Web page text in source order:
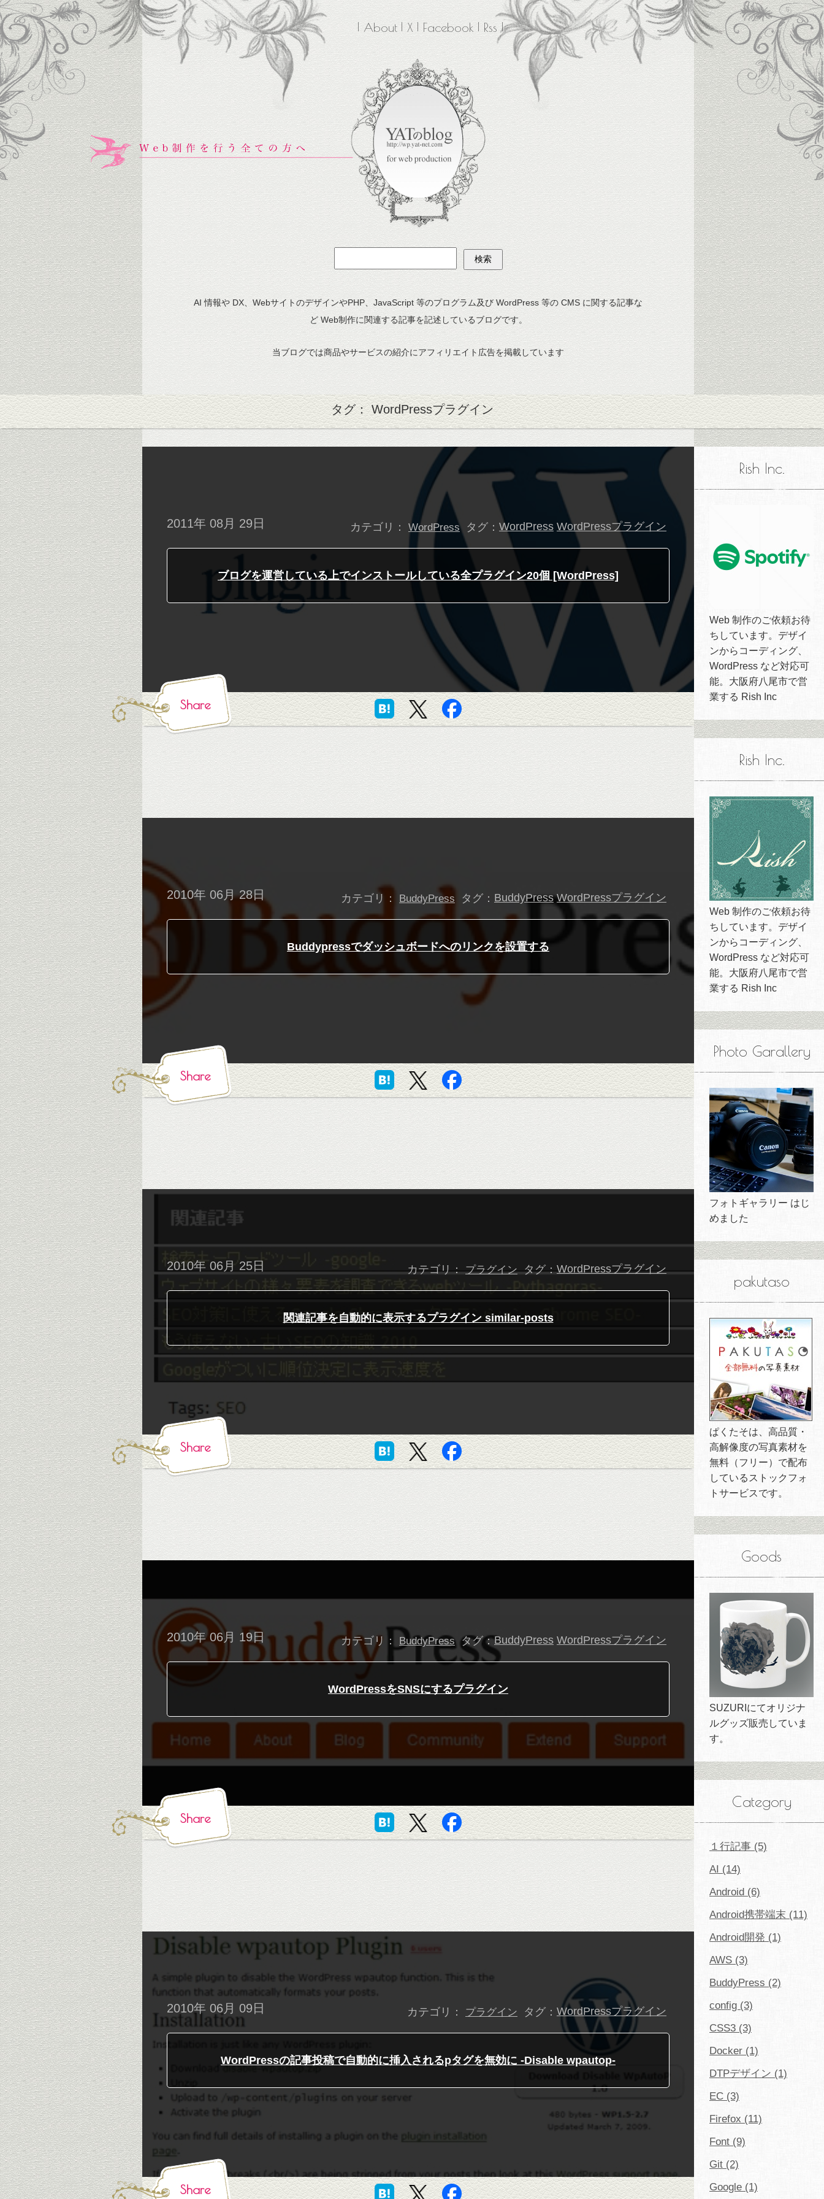
About X Facebook Rss
AI 情報や DX、WebサイトのデザインやPHP、JavaScript 等のプログラム及び WordPress 等の CMS に関する記事な
ど Web制作に関連する記事を記述しているブログです。
当ブログでは商品やサービスの紹介にアフィリエイト広告を掲載しています
タグ： WordPressプラグイン
2011年 08月 29日 カテゴリ： WordPress タグ： WordPress WordPressプラグイン
ブログを運営している上でインストールしている全プラグイン20個 [WordPress]
Share
2010年 06月 28日 カテゴリ： BuddyPress タグ： BuddyPress WordPressプラグイン
Buddypressでダッシュボードへのリンクを設置する
Share
2010年 06月 25日 カテゴリ： プラグイン タグ：WordPressプラグイン
関連記事を自動的に表示するプラグイン similar-posts
Share
2010年 06月 19日 カテゴリ： BuddyPress タグ：BuddyPress WordPressプラグイン
WordPressをSNSにするプラグイン
Share
2010年 06月 09日 カテゴリ： プラグイン タグ： WordPressプラグイン
WordPressの記事投稿で自動的に挿入されるpタグを無効に -Disable wpautop-
Share
Rish Inc.
Web 制作のご依頼お待
ちしています。デザイ
ンからコーディング、
WordPress など対応可
能。大阪府八尾市で営
業する Rish Inc
Rish Inc.
Web 制作のご依頼お待
ちしています。デザイ
ンからコーディング、
WordPress など対応可
能。大阪府八尾市で営
業する Rish Inc
Photo Garallery
フォトギャラリー はじ
めました
pakutaso
ぱくたそは、高品質・
高解像度の写真素材を
無料（フリー）で配布
しているストックフォ
トサービスです。
Goods
SUZURIにてオリジナ
ルグッズ販売していま
す。
Category
１行記事 (5)
AI (14)
Android (6)
Android携帯端末 (11)
Android開発 (1)
AWS (3)
BuddyPress (2)
config (3)
CSS3 (3)
Docker (1)
DTPデザイン (1)
EC (3)
Firefox (11)
Font (9)
Git (2)
Google (1)